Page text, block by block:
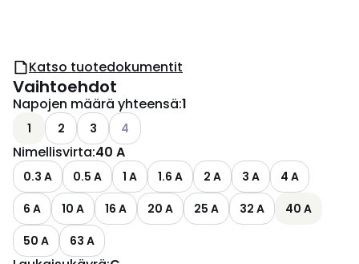
Katso tuotedokumentit
Vaihtoehdot
Napojen määrä yhteensä:1
1 2 3 Katso käytettävissä olevat vaihtoehdot
4
Nimellisvirta:40 A
0.3 A 0.5 A 1 A 1.6 A 2 A 3 A
4 A
6 A
10 A 16 A 20 A 25 A 32 A
40 A
50 A
63 A